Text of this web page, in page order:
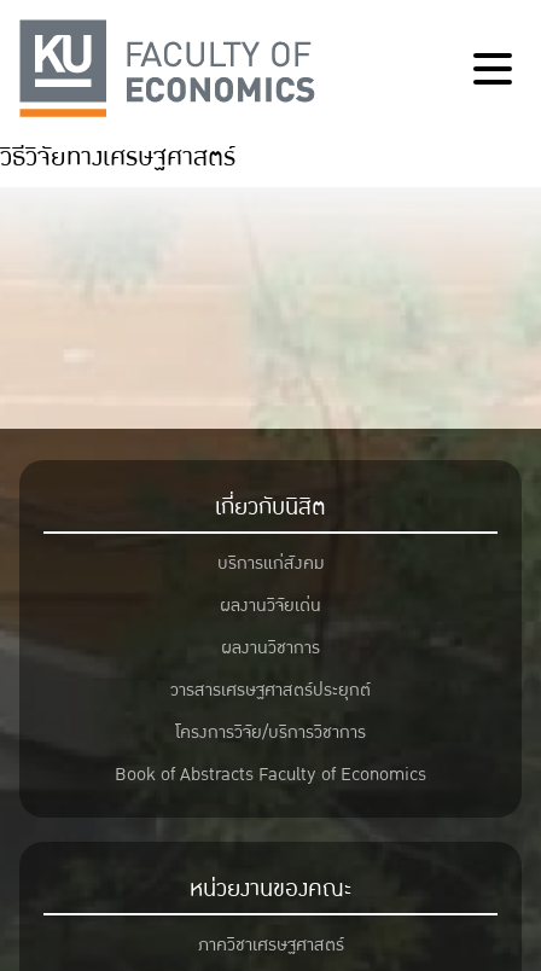
วิธีวิจัยทางเศรษฐศาสตร์
เกี่ยวกับนิสิต
บริการแก่สังคม
ผลงานวิจัยเด่น
ผลงานวิชาการ
วารสารเศรษฐศาสตร์ประยุกต์
โครงการวิจัย/บริการวิชาการ
Book of Abstracts Faculty of Economics
หน่วยงานของคณะ
ภาควิชาเศรษฐศาสตร์